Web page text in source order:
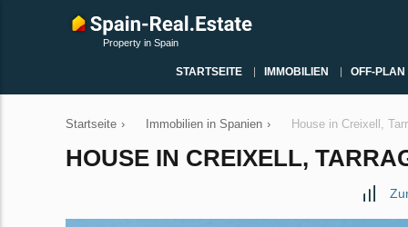
Property in Spain
STARTSEITE IMMOBILIEN OFF-PLAN
Startseite › Immobilien in Spanien › House in Creixell,
HOUSE IN CREIXELL,